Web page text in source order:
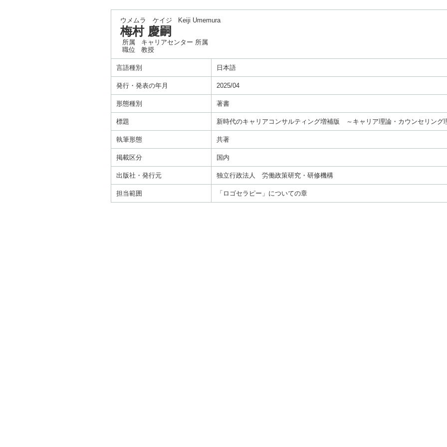
ウメムラ ケイジ Keiji Umemura
梅村 慶嗣
所属
キャリアセンター 所属
職位
教授
言語種別 日本語
発行・発表の年月 2025/04
形態種別 著書
標題 新時代のキャリアコンサルティング増補版 ～キャリア理論・カウンセリング
執筆形態 共著
掲載区分 国内
出版社・発行元 独立行政法人 労働政策研究・研修機構
担当範囲 「ロゴセラピー」についての章